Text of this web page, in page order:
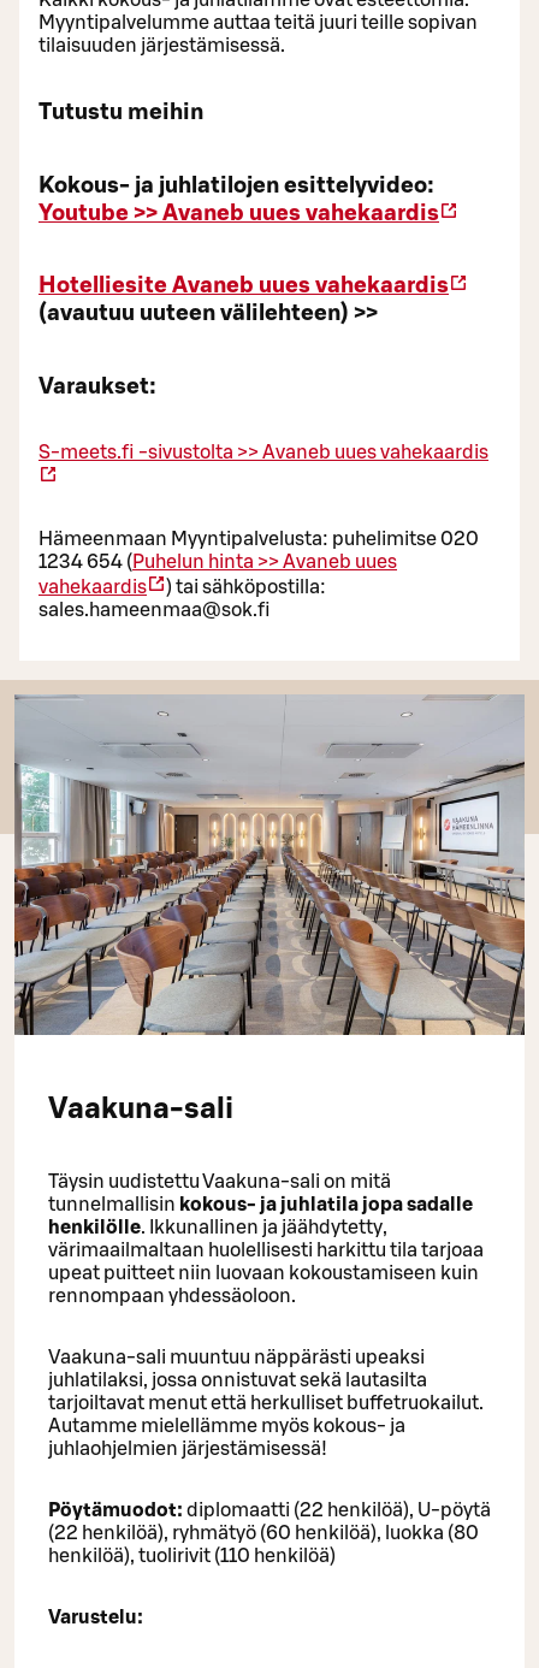
Myyntipalvelumme auttaa teitä juuri teille sopivan
tilaisuuden järjestämisessä.
Tutustu meihin
Kokous- ja juhlatilojen esittelyvideo:
Youtube >> Avaneb uues vahekaardis
Hotelliesite Avaneb uues vahekaardis
(avautuu uuteen välilehteen) >>
Varaukset:
S-meets.fi -sivustolta >>Avaneb uues vahekaardis
Hämeenmaan Myyntipalvelusta: puhelimitse 020
1234 654 ( Puhelun hinta >>Avaneb uues
vahekaardis
) tai sähköpostilla:
sales.hameenmaa@sok.fi
Vaakuna-sali
Täysin uudistettu Vaakuna-sali on mitä
tunnelmallisin kokous- ja juhlatila jopa sadalle
henkilölle. Ikkunallinen ja jäähdytetty,
värimaailmaltaan huolellisesti harkittu tila tarjoaa
upeat puitteet niin luovaan kokoustamiseen kuin
rennompaan yhdessäoloon.
Vaakuna-sali muuntuu näppärästi upeaksi
juhlatilaksi, jossa onnistuvat sekä lautasilta
tarjoiltavat menut että herkulliset buffetruokailut.
Autamme mielellämme myös kokous- ja
juhlaohjelmien järjestämisessä!
Pöytämuodot: diplomaatti (22 henkilöä), U-pöytä
(22 henkilöä), ryhmätyö (60 henkilöä), luokka (80
henkilöä), tuolirivit (110 henkilöä)
Varustelu: